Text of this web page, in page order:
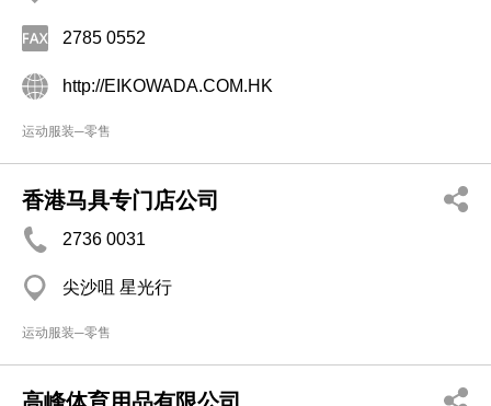
2785 0552
http://EIKOWADA.COM.HK
运动服装─零售
香港马具专门店公司
2736 0031
尖沙咀 星光行
运动服装─零售